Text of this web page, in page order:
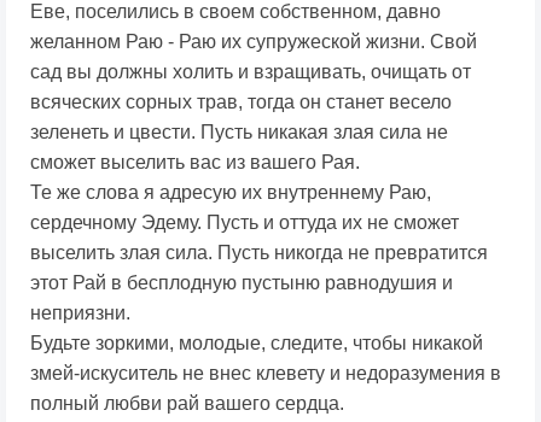
Еве, поселились в своем собственном, давно
желанном Раю - Раю их супружеской жизни. Свой
сад вы должны холить и взращивать, очищать от
всяческих сорных трав, тогда он станет весело
зеленеть и цвести. Пусть никакая злая сила не
сможет выселить вас из вашего Рая.
Те же слова я адресую их внутреннему Раю,
сердечному Эдему. Пусть и оттуда их не сможет
выселить злая сила. Пусть никогда не превратится
этот Рай в бесплодную пустыню равнодушия и
неприязни.
Будьте зоркими, молодые, следите, чтобы никакой
змей-искуситель не внес клевету и недоразумения в
полный любви рай вашего сердца.